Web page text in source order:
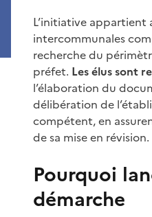
L’initiative appartient
intercommunales
recherche du
préfet. Les élus sont
l’élaboration du
délibération de
compétent, en
de sa mise en révision.
Pourquoi
démarche